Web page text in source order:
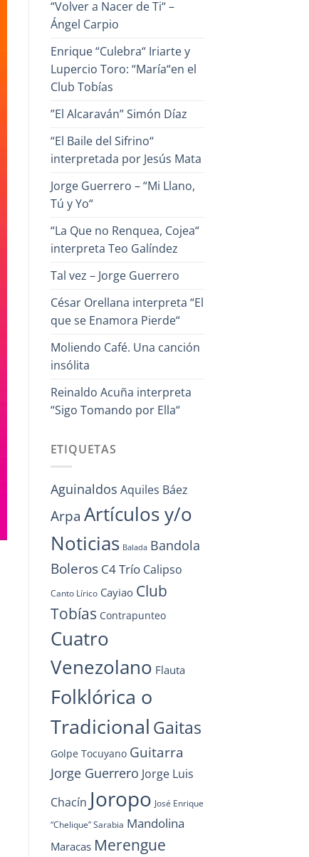
el
de
Canción?
“Volver a Nacer de Ti“ –
Ángel Carpio
Enrique “Culebra“ Iriarte y
Lupercio Toro: “María“en el
Club Tobías
”El Alcaraván” Simón Díaz
“El Baile del Sifrino“
interpretada por Jesús Mata
Jorge Guerrero – “Mi Llano,
Tú y Yo“
“La Que no Renquea, Cojea“
interpreta Teo Galíndez
Tal vez – Jorge Guerrero
César Orellana interpreta “El
que se Enamora Pierde“
Moliendo Café. Una canción
insólita
Reinaldo Acuña interpreta
“Sigo Tomando por Ella“
ETIQUETAS
Aguinaldos Aquiles Báez
Arpa Artículos y/o
Noticias Balada Bandola
Boleros C4 Trío Calipso
Canto Lírico Cayiao Club
Tobías Contrapunteo
Cuatro
Venezolano Flauta
Folklórica o
Tradicional Gaitas
Golpe Tocuyano Guitarra
Jorge Guerrero Jorge Luis
Chacín Joropo José Enrique
“Chelique” Sarabia Mandolina
Maracas Merengue